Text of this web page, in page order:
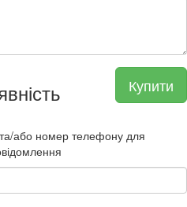
Купити
або номер телефону для